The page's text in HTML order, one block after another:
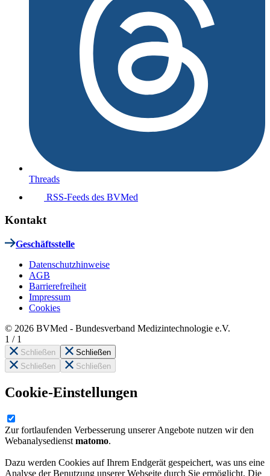
Threads
RSS-Feeds des BVMed
Kontakt
Geschäftsstelle
Datenschutzhinweise
AGB
Barrierefreiheit
Impressum
Cookies
© 2026 BVMed - Bundesverband Medizintechnologie e.V.
1 / 1
Schließen
Schließen
Schließen
Schließen
Cookie-Einstellungen
Zur fortlaufenden Verbesserung unserer Angebote nutzen wir den
Webanalysedienst matomo.
Dazu werden Cookies auf Ihrem Endgerät gespeichert, was uns eine
Analyse der Benutzung unserer Webseite durch Sie ermöglicht. Die